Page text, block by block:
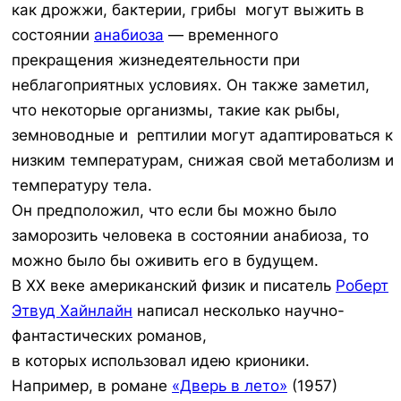
как дрожжи, бактерии, грибы могут выжить в
состоянии анабиоза — временного
прекращения жизнедеятельности при
неблагоприятных условиях. Он также заметил,
что некоторые организмы, такие как рыбы,
земноводные и рептилии могут адаптироваться к
низким температурам, снижая свой метаболизм и
температуру тела.
Он предположил, что если бы можно было
заморозить человека в состоянии анабиоза, то
можно было бы оживить его в будущем.
В XX веке американский физик и писатель Роберт
Этвуд Хайнлайн написал несколько научно-
фантастических романов,
в которых использовал идею крионики.
Например, в романе «Дверь в лето» (1957)